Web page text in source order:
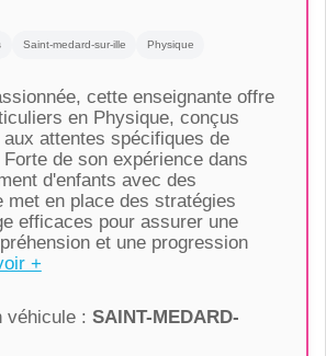
Saint-medard-sur-ille Physique
cette enseignante offre
en Physique, conçus
aux attentes spécifiques de
de son expérience dans
d'enfants avec des
met en place des stratégies
efficaces pour assurer une
et une progression
+
véhicule : SAINT-MEDARD-